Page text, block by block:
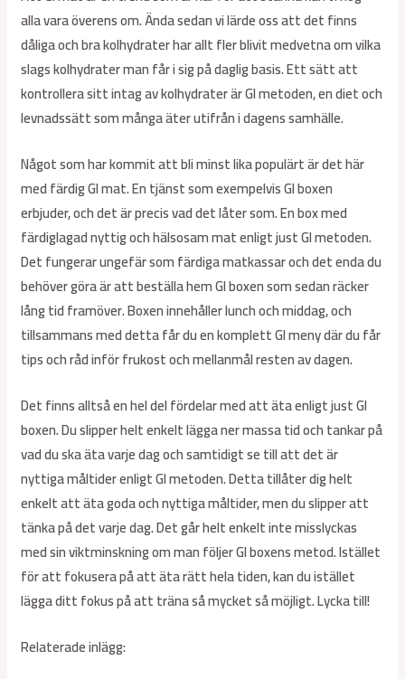
alla vara överens om. Ända sedan vi lärde oss att det finns
dåliga och bra kolhydrater har allt fler blivit medvetna om vilka
slags kolhydrater man får i sig på daglig basis. Ett sätt att
kontrollera sitt intag av kolhydrater är GI metoden, en diet och
levnadssätt som många äter utifrån i dagens samhälle.
Något som har kommit att bli minst lika populärt är det här
med färdig GI mat. En tjänst som exempelvis GI boxen
erbjuder, och det är precis vad det låter som. En box med
färdiglagad nyttig och hälsosam mat enligt just GI metoden.
Det fungerar ungefär som färdiga matkassar och det enda du
behöver göra är att beställa hem GI boxen som sedan räcker
lång tid framöver. Boxen innehåller lunch och middag, och
tillsammans med detta får du en komplett GI meny där du får
tips och råd inför frukost och mellanmål resten av dagen.
Det finns alltsåen hel del fördelar med att äta enligt just GI
boxen. Du slipper helt enkelt lägga ner massa tid och tankar på
vad du ska äta varje dag och samtidigt se till att det är
nyttiga måltider enligt GI metoden. Detta tillåter dig helt
enkelt att äta goda och nyttiga måltider, men du slipper att
tänka på det varje dag. Det går helt enkelt inte misslyckas
med sin viktminskning om man följer GI boxens metod. Istället
för att fokusera på att äta rätt hela tiden, kan du istället
lägga ditt fokus på att träna så mycket så möjligt. Lycka till!
Relaterade inlägg: